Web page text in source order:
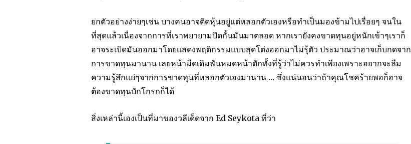
ยกตัวอย่างง่ายๆเช่น บางคนอาจติดหุ้นอยู่แต่หลอกตัวเองหรือทำเป็นมองข้ามไปเรื่อยๆ จนใน
ที่สุดแล้วเนื่องจากการที่เราพยายามปิดกั้นมันมาตลอด หากเรายังคงขาดทุนอยู่หนักเข้าๆเราก็
อาจระเบิดมันออกมาโดยแสดงพฤติกรรมแบบสุดโต่งออกมาไม่รุ้ตัว ประมาณว่าอาจเก็บกดจาก
การขาดทุนมานาน เลยหน้ามืดเดิมพันหมดหน้าตักทั้งที่รู้ว่าไม่ควรทำเพียงเพราะอยากจะลืม
ความรู้สึกแย่ๆจากการขาดทุนที่หลอกตัวเองมานาน … ซึ่งแน่นอนว่าถ้าคุณโชคร้ายพอก็อาจ
ต้องขาดทุนบักโกรกก็ได้
สิ่งเหล่านี้เองเป็นที่มาของวลีเด็ดจาก Ed Seykota ที่ว่า